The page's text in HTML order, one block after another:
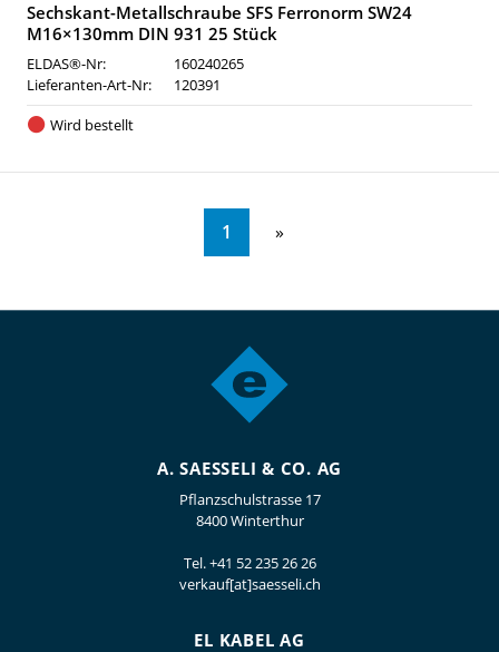
Sechskant-Metallschraube SFS Ferronorm SW24
M16×130mm DIN 931 25 Stück
ELDAS®-Nr:
160240265
Lieferanten-Art-Nr:
120391
Wird bestellt
1
A. SAESSELI & CO. AG
Pflanzschulstrasse 17
8400 Winterthur
Tel.+41 52 235 26 26
verkauf[at]saesseli.ch
EL KABEL AG